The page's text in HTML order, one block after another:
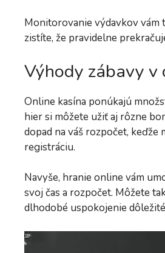
Monitorovanie výdavkov vám
zistíte, že pravidelne
Výhody zábavy v
Online kasína ponúkajú
hier si môžete užiť aj rôzne
dopad na váš rozpočet,
registráciu.
Navyše, hranie online vám
svoj čas a rozpočet. Môžete
dlhodobé uspokojenie